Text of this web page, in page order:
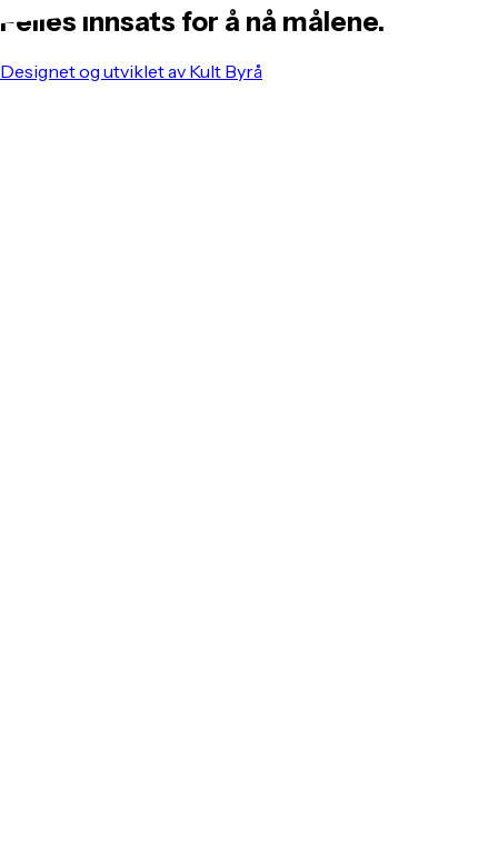
Felles innsats for å nå målene.
Designet og utviklet av Kult Byrå